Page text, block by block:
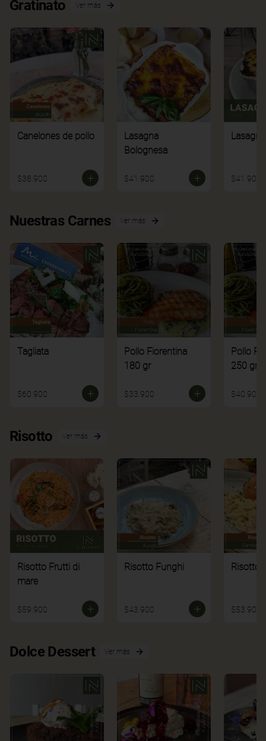
Gratinato Ver más
Canelones de pollo
$38.900
Lasagna
Bolognesa
$41.900 $41.900
Nuestras Carnes Ver más
Tagliata
$60.900
Pollo Fiorentina
180 gr
$33.900
Pollo
250 gr
$40.900
Risotto Ver más
Risotto Frutti di
mare
$59.900
Risotto Funghi
$43.900
Risotto
$53.900
Dolce Dessert Ver más